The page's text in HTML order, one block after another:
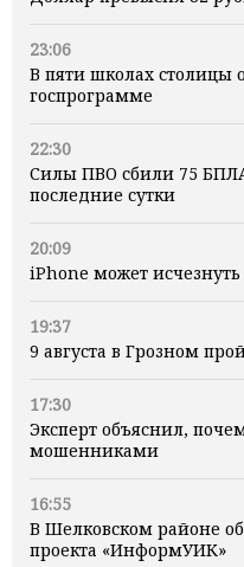
23:06
В пяти школах столицы
госпрограмме
22:30
Силы ПВО сбили 75
последние сутки
20:09
iPhone может
19:37
9 августа в Грозном
17:30
Эксперт объяснил,
мошенниками
16:55
В Шелковском районе
проекта «ИнформУИК»